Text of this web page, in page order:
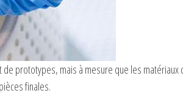
prototypes, mais à mesure que les
finales.